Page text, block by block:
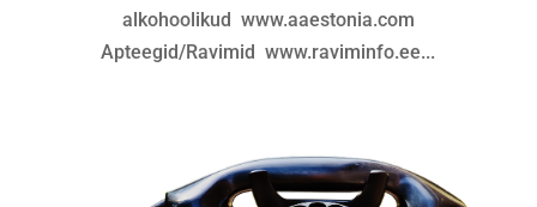
alkohoolikud www.aaestonia.com
Apteegid/Ravimid www.raviminfo.ee...